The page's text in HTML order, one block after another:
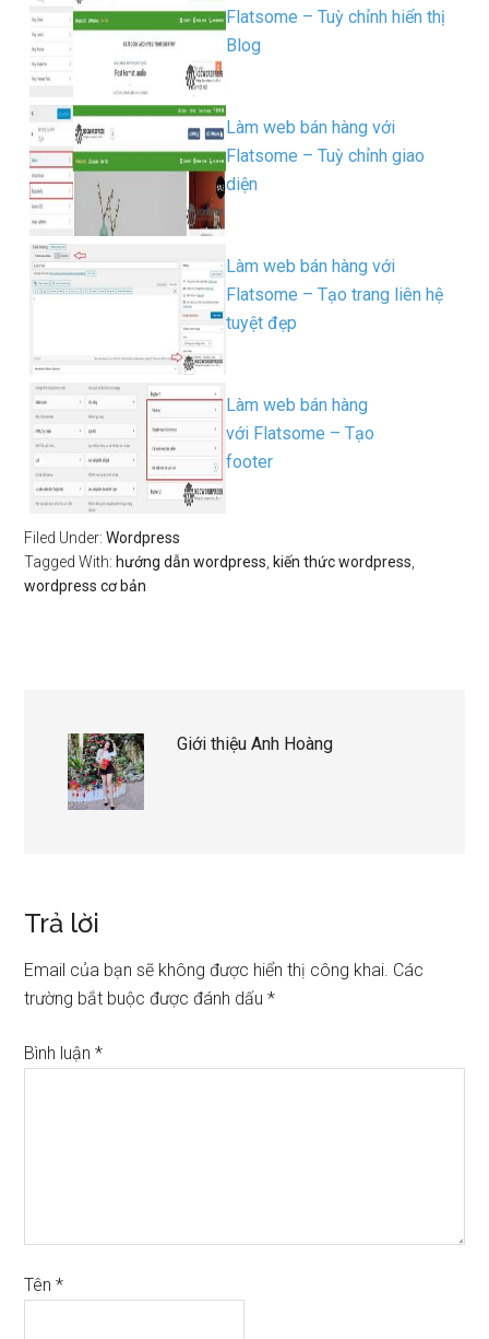
Flatsome – Tuỳ chỉnh hiển thị
Blog
Làm web bán hàng với
Flatsome – Tuỳ chỉnh giao
diện
Làm web bán hàng với
Flatsome – Tạo trang liên hệ
tuyệt đẹp
Làm web bán hàng
với Flatsome – Tạo
footer
Filed Under:Wordpress
Tagged With: hướng dẫn wordpress kiến thức wordpress
wordpress cơ bản
Giới thiệuAnh Hoàng
Trả lời
Email của bạn sẽ không được hiển thị công khai. Các
trường bắt buộc được đánh dấu*
Bình luận*
Tên*